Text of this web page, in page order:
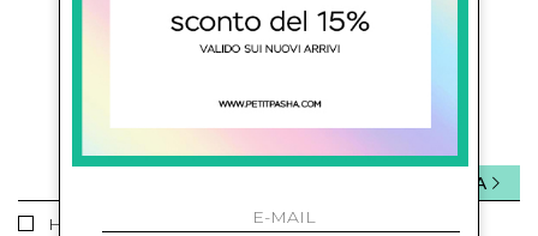
ISCRIVITI ALLA NEWSLETTER
Ho letto ed accettato le condizioni sulla privacy.
INVIA